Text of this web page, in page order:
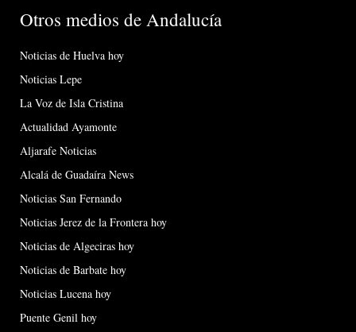
Otros medios de Andalucía
Noticias de Huelva hoy
Noticias Lepe
La Voz de Isla Cristina
Actualidad Ayamonte
Aljarafe Noticias
Alcalá de Guadaíra News
Noticias San Fernando
Noticias Jerez de la Frontera hoy
Noticias de Algeciras hoy
Noticias de Barbate hoy
Noticias Lucena hoy
Puente Genil hoy